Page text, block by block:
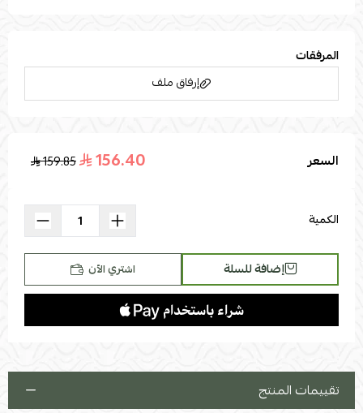
المرفقات
إرفاق ملف
اسحب و افلت الملف هنا
السعر 156.40
159.85
الكمية
إضافة للسلة اشتري الآن
تقييمات المنتج